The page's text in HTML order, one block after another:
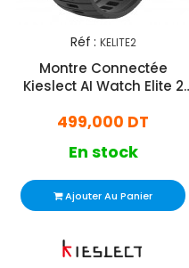
Réf : KELITE2
Montre Connectée
Kieslect AI Watch Elite 2
499,000 DT
En stock
Ajouter Au Panier